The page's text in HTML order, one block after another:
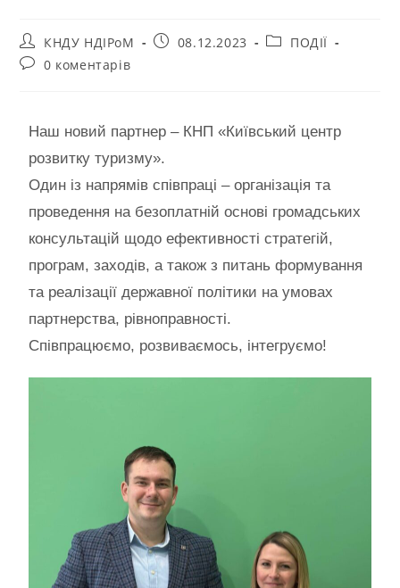
КНДУ НДІРоМ 08.12.2023
ПОДІЇ
0 коментарів
Наш новий партнер – КНП «Київський центр
розвитку туризму».
Один із напрямів співпраці – організація та
проведення на безоплатній основі громадських
консультацій щодо ефективності стратегій,
програм, заходів, а також з питань формування
та реалізації державної політики на умовах
партнерства, рівноправності.
Співпрацюємо, розвиваємось, інтегруємо!